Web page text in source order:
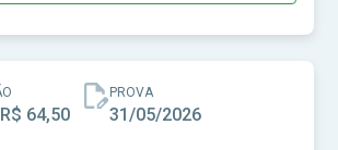
64,50
PROVA
31/05/2026